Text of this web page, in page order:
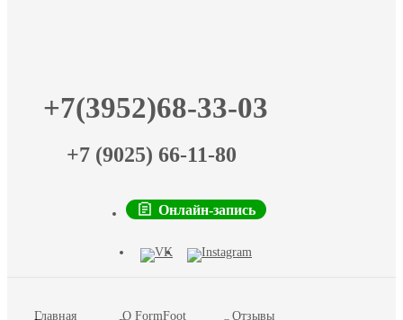
+7(3952)68-33-03
+7 (9025) 66-11-80
Онлайн-запись
Главная О FormFoot Отзывы